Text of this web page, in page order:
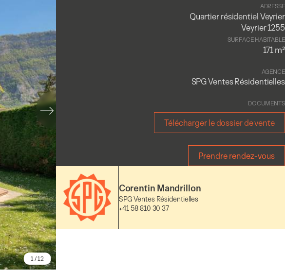
1 / 12
ADRESSE
Quartier résidentiel Veyrier
Veyrier 1255
SURFACE HABITABLE
171 m²
AGENCE
SPG Ventes Résidentielles
DOCUMENTS
Télécharger le dossier de vente
Prendre rendez-vous
Corentin Mandrillon
SPG Ventes Résidentielles
+41 58 810 30 37